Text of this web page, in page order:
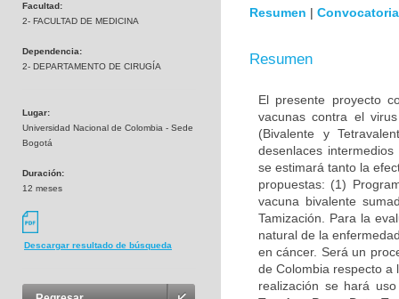
Facultad:
2- FACULTAD DE MEDICINA
Dependencia:
2- DEPARTAMENTO DE CIRUGÍA
Lugar:
Universidad Nacional de Colombia - Sede
Bogotá
Duración:
12 meses
Descargar resultado de búsqueda
Resumen | Convocatoria
Resumen
El presente proyecto
vacunas contra el
(Bivalente y
desenlaces
se estimará tanto la
propuestas: (1)
vacuna bivalente
Tamización. Para la
natural de la
en cáncer. Será un
de Colombia respecto a
realización se hará